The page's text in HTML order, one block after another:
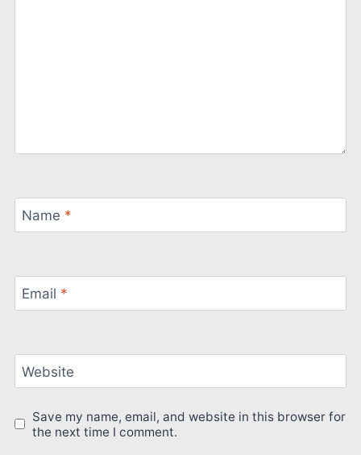
Name *
Email *
Website
Save my name, email, and website in this browser for
the next time I comment.